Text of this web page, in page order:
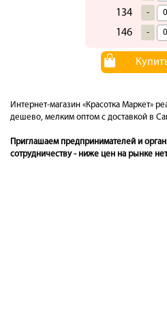
134 -
146 -
Интернет-магазин «Красотка Маркет»
дешево, мелким оптом с доставкой в
Приглашаем предпринимателей и
сотрудничеству - ниже цен на рынке